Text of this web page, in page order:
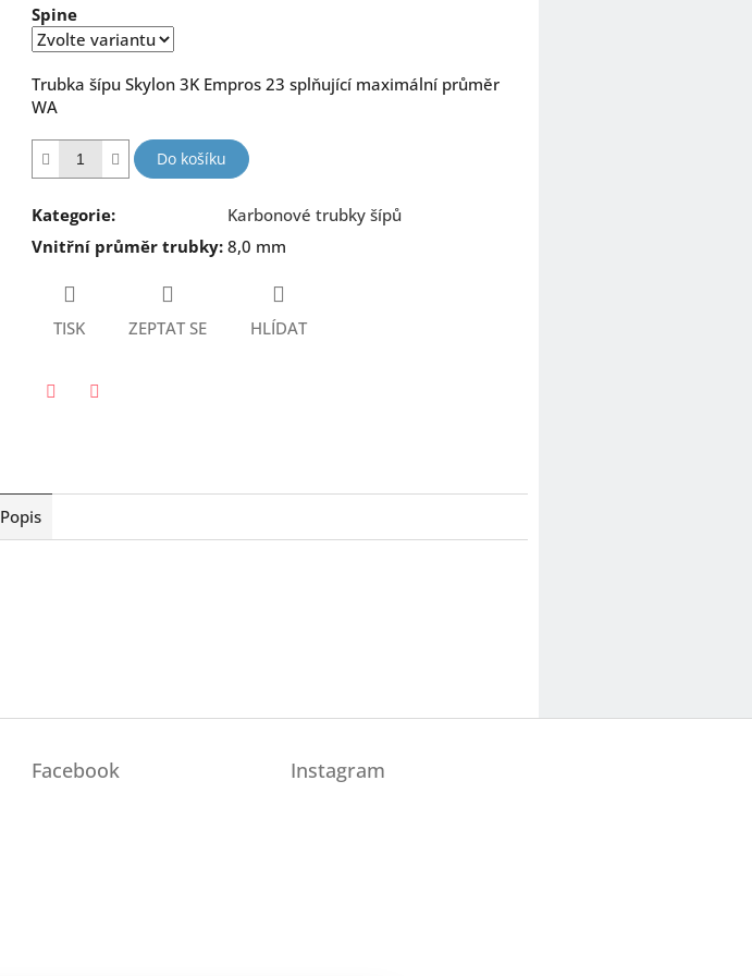
5
hvězdiček.
Spine
Trubka šípu Skylon 3K Empros 23 splňující maximální průměr
WA
Do košíku
Kategorie:
Karbonové trubky šípů
Vnitřní průměr trubky: 8,0 mm
TISK ZEPTAT SE HLÍDAT
Popis
Facebook Instagram